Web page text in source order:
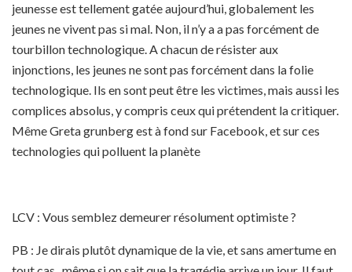
jeunesse est tellement gatée aujourd’hui, globalement les
jeunes ne vivent pas si mal. Non, il n’y a a pas forcément de
tourbillon technologique. A chacun de résister aux
injonctions, les jeunes ne sont pas forcément dans la folie
technologique. Ils en sont peut être les victimes, mais aussi les
complices absolus, y compris ceux qui prétendent la critiquer.
Même Greta grunberg est à fond sur Facebook, et sur ces
technologies qui polluent la planète
LCV : Vous semblez demeurer résolument optimiste ?
PB : Je dirais plutôt dynamique de la vie, et sans amertume en